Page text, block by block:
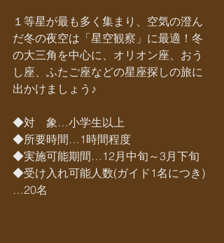
１等星が最も多く集まり、空気の澄ん
だ冬の夜空は「星空観察」に最適！冬
の大三角を中心に、オリオン座、おう
し座、ふたご座などの星座探しの旅に
出かけましょう♪
◆対　象…小学生以上
◆所要時間…1時間程度
◆実施可能期間…12月中旬～3月下旬
◆受け入れ可能人数(ガイド1名につき)
…20名